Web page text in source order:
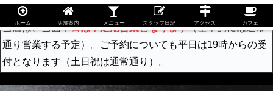
当店は、当面平日は不定期営業となります（基本的には通常
通り営業する予定）。ご予約についても平日は19時からの受
付となります（土日祝は通常通り）。
ホーム 店舗案内 メニュー スタッフ日記 アクセス カフェ